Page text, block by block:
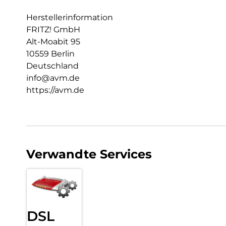
Herstellerinformation
FRITZ! GmbH
Alt-Moabit 95
10559 Berlin
Deutschland
info@avm.de
https://avm.de
Verwandte Services
DSL